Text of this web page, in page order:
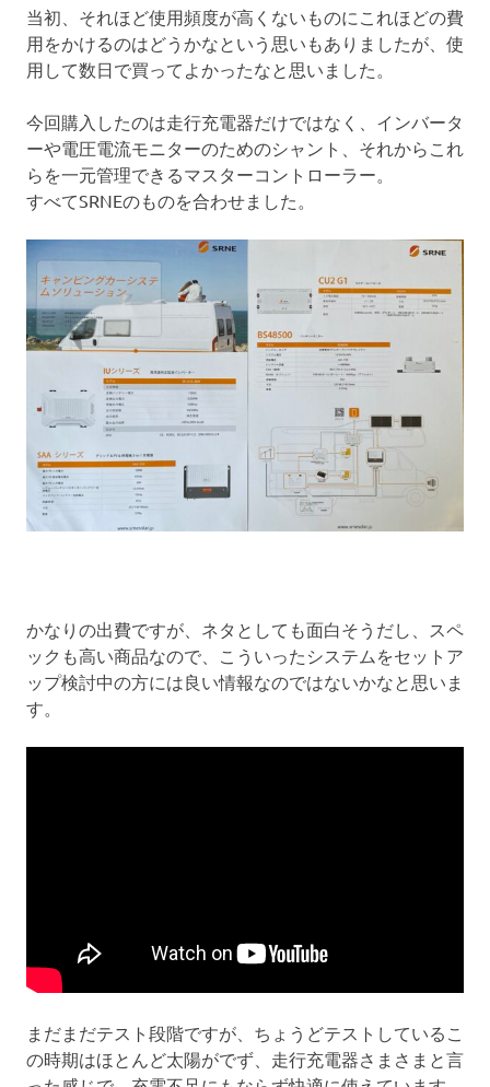
当初、それほど使用頻度が高くないものにこれほどの費
用をかけるのはどうかなという思いもありましたが、使
用して数日で買ってよかったなと思いました。
今回購入したのは走行充電器だけではなく、インバータ
ーや電圧電流モニターのためのシャント、それからこれ
らを一元管理できるマスターコントローラー。
すべてSRNEのものを合わせました。
かなりの出費ですが、ネタとしても面白そうだし、スペ
ックも高い商品なので、こういったシステムをセットア
ップ検討中の方には良い情報なのではないかなと思いま
す。
まだまだテスト段階ですが、ちょうどテストしているこ
の時期はほとんど太陽がでず、走行充電器さまさまと言